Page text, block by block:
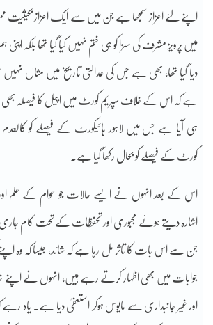
اپنے لئے اعزاز سمجھا ہے جن میں سے ایک اعزاز بحیثیت
میں پرویز مشرف کی سزا کو ہی ختم نہیں کیا گیا تھا بلکہ اپنی
دیا گیا تھا، بھی ہے جس کی عدالتی تاریخ میں مثال نہیں
ہے کہ اس کے خلاف سپریم کورٹ میں اپیل کا فیصلہ
ہی آیا ہے جس میں لاہور ہائیکورٹ کے فیصلے کو
کورٹ کے فیصلے کو بحال رکھا گیا ہے۔
اس کے بعد انہوں نے ایسے حالات جو عوام کے علم اور
اشارہ دیتے ہوئے مجبوری اور تحفظات کے تحت کام جاری
جن سے اس بات کا تاثر مل رہا ہے کہ شائد، جیسا کہ وہ اپنے
جوابات میں بھی اظہار کرتے رہے ہیں، انہوں نے اپنے
اور غیر جانبداری سے مایوس ہوکر استعفیٰ دیا ہے۔ یاد